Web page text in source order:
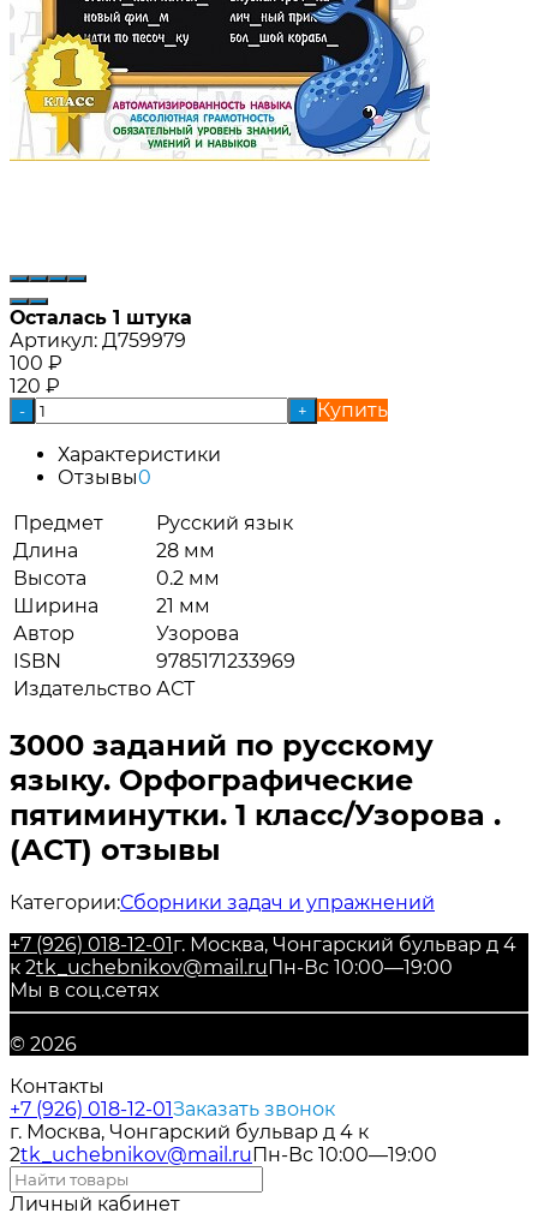
Осталась 1 штука
Артикул: Д759979
100 ₽
120 ₽
- +
Купить
Характеристики
Отзывы0
Предмет
Русский язык
Длина
28 мм
Высота
0.2 мм
Ширина
21 мм
Автор
Узорова
ISBN
9785171233969
Издательство АСТ
3000 заданий по русскому
языку. Орфографические
пятиминутки. 1 класс/Узорова .
(АСТ) отзывы
Категории:Сборники задач и упражнений
+7 (926) 018-12-01г. Москва, Чонгарский бульвар д 4
к 2tk_uchebnikov@mail.ruПн-Вс 10:00—19:00
Мы в соц.сетях
© 2026
Контакты
+7 (926) 018-12-01Заказать звонок
г. Москва, Чонгарский бульвар д 4 к
2tk_uchebnikov@mail.ruПн-Вс 10:00—19:00
Личный кабинет